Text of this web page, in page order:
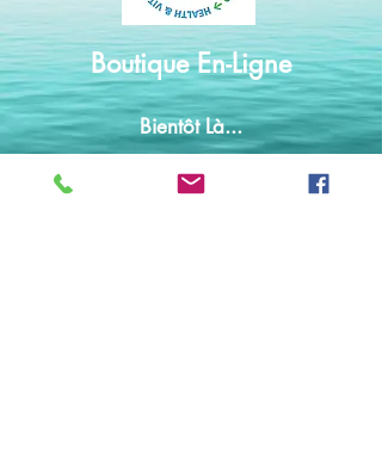
Boutique En-Ligne
Bientôt Là...